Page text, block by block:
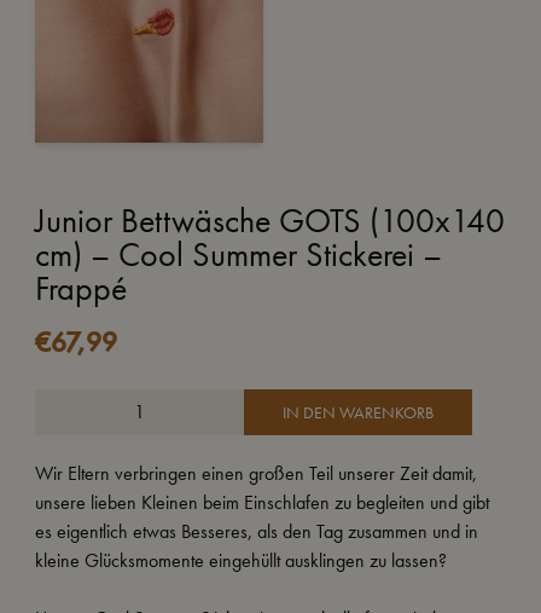
Junior Bettwäsche GOTS (100x140
cm) – Cool Summer Stickerei –
Frappé
€67,99
IN DEN WARENKORB
Wir Eltern verbringen einen großen Teil unserer Zeit damit,
unsere lieben Kleinen beim Einschlafen zu begleiten und gibt
es eigentlich etwas Besseres, als den Tag zusammen und in
kleine Glücksmomente eingehüllt ausklingen zu lassen?